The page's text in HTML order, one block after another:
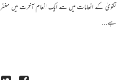
تقویٰ کے انعامات میں سے ایک انعام آخرت میں
ہے...